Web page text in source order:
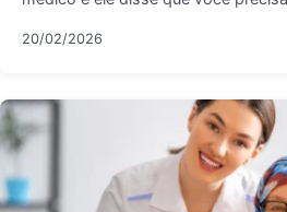
20/02/2026